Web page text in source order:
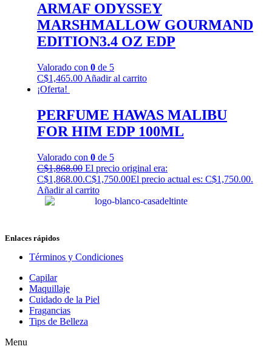
ARMAF ODYSSEY
MARSHMALLOW GOURMAND
EDITION3.4 OZ EDP
Valorado con 0de 5
C$1,465.00 Añadir al carrito
¡Oferta!
PERFUME HAWAS MALIBU
FOR HIM EDP 100ML
Valorado con 0de 5
C$1,868.00 El precio original era:
C$1,868.00.C$1,750.00El precio actual es: C$1,750.00.
Añadir al carrito
Enlaces rápidos
Términos y Condiciones
Capilar
Maquillaje
Cuidado de la Piel
Fragancias
Tips de Belleza
Menu